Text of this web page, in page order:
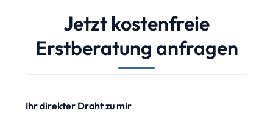
Jetzt kostenfreie
Erstberatung anfragen
Ihr direkter Draht zu mir